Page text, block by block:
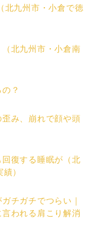
北九州市・小倉で徳
（北九州市・小倉南
？
歪み、崩れで顔や頭
回復する睡眠が（北
）
チガチでつらい｜
われる肩こり解消